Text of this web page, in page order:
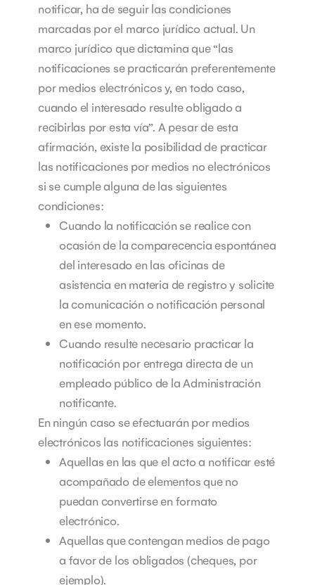
notificar, ha de seguir las condiciones
marcadas por el marco jurídico actual. Un
marco jurídico que dictamina que “las
notificaciones se practicarán preferentemente
por medios electrónicos y, en todo caso,
cuando el interesado resulte obligado a
recibirlas por esta vía”. A pesar de esta
afirmación, existe la posibilidad de practicar
las notificaciones por medios no electrónicos
si se cumple alguna de las siguientes
condiciones:
Cuando la notificación se realice con
ocasión de la comparecencia espontánea
del interesado en las oficinas de
asistencia en materia de registro y solicite
la comunicación o notificación personal
en ese momento.
Cuando resulte necesario practicar la
notificación por entrega directa de un
empleado público de la Administración
notificante.
En ningún caso se efectuarán por medios
electrónicos las notificaciones siguientes:
Aquellas en las que el acto a notificar esté
acompañado de elementos que no
puedan convertirse en formato
electrónico.
Aquellas que contengan medios de pago
a favor de los obligados (cheques, por
ejemplo).